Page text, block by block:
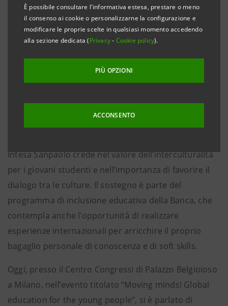
È possibile consultare l'informativa estesa, prestare o meno
il consenso ai cookie o personalizzarne la configurazione e
modificare le proprie scelte in qualsiasi momento accedendo
alla sezione dedicata (Privacy- Cookie policy).
PIÙ OPZIONI
ACCONSENTO
Fondazione Intercultura da oltre 20 anni nella
promozione dei programmi di mobilità studentesca
internazionale. Grazie al sostegno del Gruppo, 800
hanno potuto partecipare ai programmi di studio in
diversi paesi del mondo. Quest’anno, con il
contributo della Banca, 19 giovani studenti iscritti alle
scuole superiori studieranno all’estero per l’anno
scolastico 2023-24.
Intesa Sanpaolo crede nel valore dell’interculturalità
per i giovani studenti e nell’importanza di favorire il
dialogo tra le culture. Il sostegno è parte del
programma di inclusione educativa della Banca, che
contempla anche l’opportunità di realizzare
esperienze internazionali per arricchire il proprio
bagaglio personale di conoscenza e di soft skills.
Oggi, presso il Centro Congressi di Palazzo Belgioioso
a Milano, nell’evento titolato “Moving minds! Global
education for the young people”, si è parlato di